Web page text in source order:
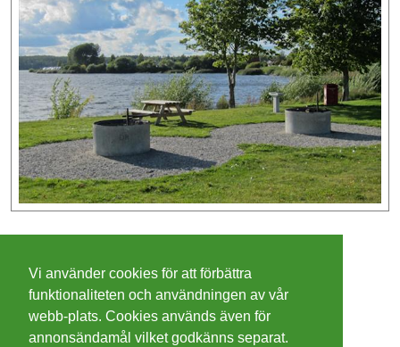
Cookies
Integritetspolicy
Vi använder cookies för att förbättra
funktionaliteten och användningen av vår
webb-plats. Cookies används även för
annonsändamål vilket godkänns separat.